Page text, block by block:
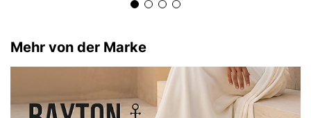
Mehr von der Marke